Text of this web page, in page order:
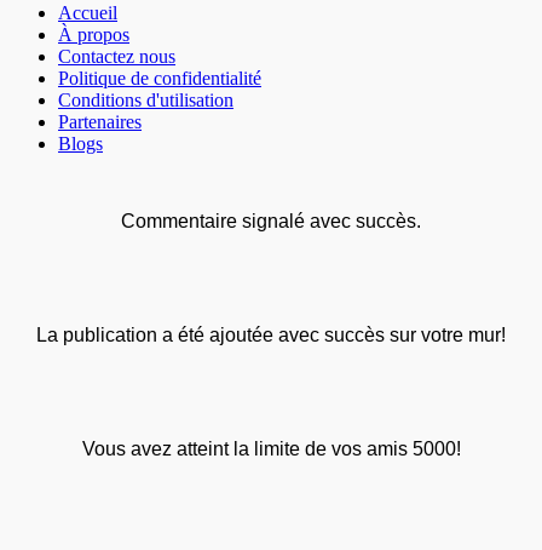
Accueil
À propos
Contactez nous
Politique de confidentialité
Conditions d'utilisation
Partenaires
Blogs
Commentaire signalé avec succès.
La publication a été ajoutée avec succès sur votre mur!
Vous avez atteint la limite de vos amis 5000!